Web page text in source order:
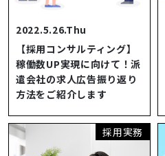
2022.5.26.Thu
【採用コンサルティング】
稼働数UP実現に向けて！派
遣会社の求人広告振り返り
方法をご紹介します
採用実務